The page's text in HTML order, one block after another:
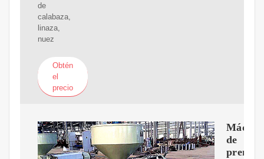
de
calabaza,
linaza,
nuez
Obtén
el
precio
de
prensa